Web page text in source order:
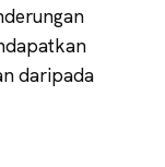
daripada